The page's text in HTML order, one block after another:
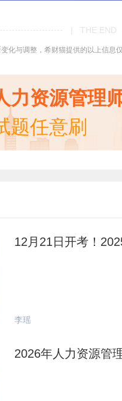
| THE END |
化与调整，希财猫提供的以上信息
力资源管理
题任意刷
12月21日开考！
李瑶
2026年人力资源管